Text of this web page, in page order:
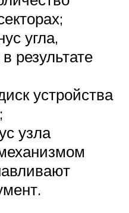
угла,
результате
устройства
узла